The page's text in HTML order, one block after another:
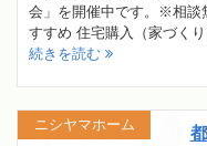
会」を開催中です。※相談
すすめ 住宅購入（家づく
続きを読む
ニシヤマホーム